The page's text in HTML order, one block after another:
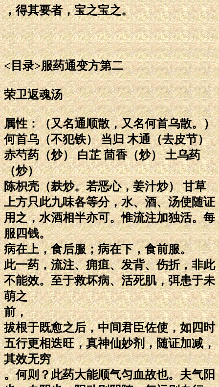
，得其要者，宝之宝之。
<目录>服药通变方第二
荣卫返魂汤
属性：（又名通顺散，又名何首乌散。）
何首乌（不犯铁） 当归 木通（去皮节）
赤芍药（炒） 白芷 茴香（炒） 土乌药
（炒）
陈枳壳（麸炒。若恶心，姜汁炒） 甘草
上方只此九味各等分，水、酒、汤使随证
用之，水酒相半亦可。惟流注加独活。每
服四钱。
病在上，食后服；病在下，食前服。
此一药，流注、痈疽、发背、伤折，非此
不能效。至于救坏病、活死肌，弭患于未
萌之
前，
拔根于既愈之后，中间君臣佐使，如四时
五行更相迭旺，真神仙妙剂，随证加减，
其效无穷
。何则？此药大能顺气匀血故也。夫气阳